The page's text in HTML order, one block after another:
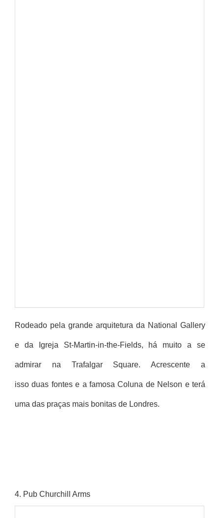
Rodeado pela grande arquitetura da National Gallery
e da Igreja St-Martin-in-the-Fields, há muito a se
admirar na Trafalgar Square. Acrescente a
isso duas fontes e a famosa Coluna de Nelson e terá
uma das praças mais bonitas de Londres.
4. Pub Churchill Arms